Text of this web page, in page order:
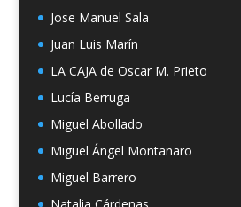
Jose Manuel Sala
Juan Luis Marín
LA CAJA de Oscar M. Prieto
Lucía Berruga
Miguel Abollado
Miguel Ángel Montanaro
Miguel Barrero
Natalia Cárdenas